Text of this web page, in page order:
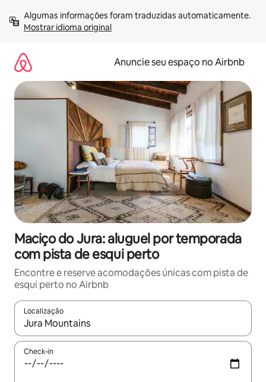
para
Mostrar idioma original
Anuncie seu espaço no Airbnb
Maciço do Jura: aluguel por temporada
com pista de esqui perto
Encontre e reserve acomodações únicas com pista de
esqui perto no Airbnb
Localização
Quando os resultados estiverem disponíveis, explore-os
Check-in